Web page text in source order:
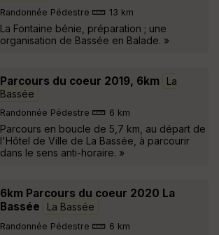
Randonnée Pédestre 13 km
La Fontaine bénie, préparation ; une
organisation de Bassée en Balade. »
Parcours du coeur 2019, 6km
La
Bassée
Randonnée Pédestre 6 km
Parcours en boucle de 5,7 km, au départ de
l'Hôtel de Ville de La Bassée, à parcourir
dans le sens anti-horaire. »
6km Parcours du coeur 2020 La
Bassée
La Bassée
Randonnée Pédestre 6 km